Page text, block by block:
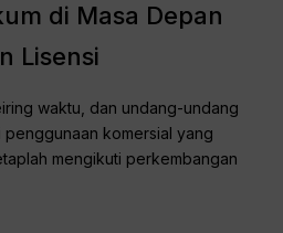
di Masa Depan
Lisensi
waktu, dan undang-undang
komersial yang
mengikuti perkembangan